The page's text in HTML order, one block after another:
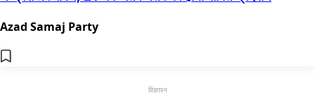
Azad Samaj Party
विज्ञापन